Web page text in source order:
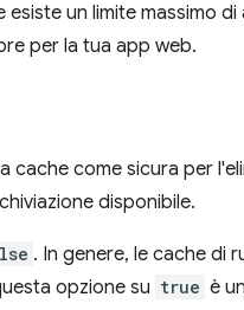
un limite massimo
per la tua app web.
come sicura per
disponibile.
. In genere, le cache di
opzione su true è